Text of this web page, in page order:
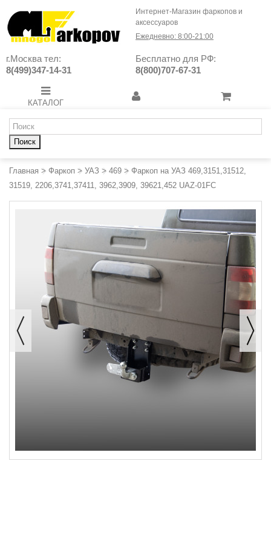
Интернет-Магазин фаркопов и
аксессуаров
Ежедневно: 8:00-21:00
г.Москва тел:
8(499)347-14-31
Бесплатно для РФ:
8(800)707-67-31
КАТАЛОГ
Поиск
Главная > Фаркоп > УАЗ > 469 > Фаркоп на УАЗ 469,3151,31512,
31519, 2206,3741,37411, 3962,3909, 39621,452 UAZ-01FC